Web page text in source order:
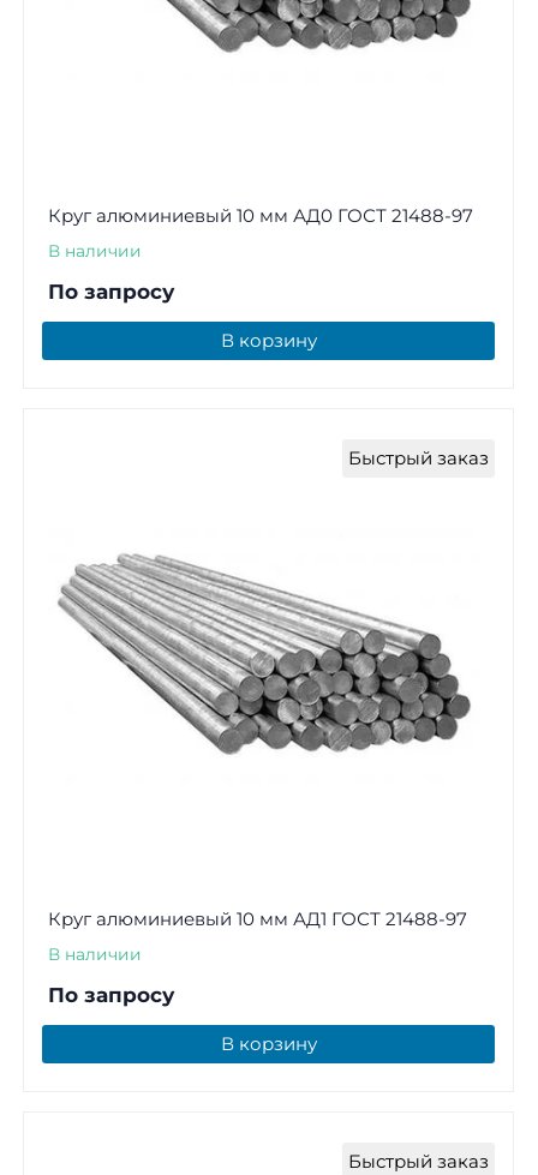
Круг алюминиевый 10 мм АД0 ГОСТ 21488-97
В наличии
По запросу
В корзину
Быстрый заказ
Круг алюминиевый 10 мм АД1 ГОСТ 21488-97
В наличии
По запросу
В корзину
Быстрый заказ